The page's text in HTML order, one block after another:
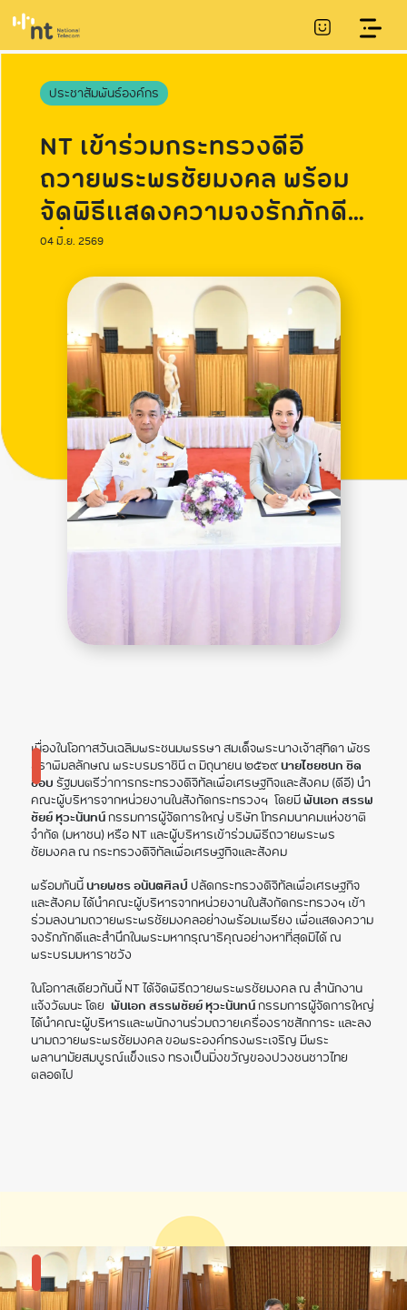
ประชาสัมพันธ์องค์กร
NT เข้าร่วมกระทรวงดีอี
ถวายพระพรชัยมงคล พร้อม
จัดพิธีแสดงความจงรักภักดี
เนื่องในโอกาสวันเฉลิม
พระชนมพรรษา สมเด็จพระ
นางเจ้าฯ พระบรมราชินี ๓
มิถุนายน ๒๕๖๙
04 มิ.ย. 2569
เนื่องในโอกาสวันเฉลิมพระชนมพรรษา สมเด็จพระนางเจ้าสุทิดา พัชร
สุธาพิมลลักษณ พระบรมราชินี ๓ มิถุนายน ๒๕๖๙นายไชยชนก ชิด
ชอบรัฐมนตรีว่าการกระทรวงดิจิทัลเพื่อเศรษฐกิจและสังคม (ดีอี) นำ
คณะผู้บริหารจากหน่วยงานในสังกัดกระทรวงฯ โดยมีพันเอก สรรพ
ชัยย์ หุวะนันทน์กรรมการผู้จัดการใหญ่ บริษัท โทรคมนาคมแห่งชาติ
จำกัด (มหาชน) หรือ NT และผู้บริหารเข้าร่วมพิธีถวายพระพร
ชัยมงคล ณ กระทรวงดิจิทัลเพื่อเศรษฐกิจและสังคม
พร้อมกันนี้นายพชร อนันตศิลป์ปลัดกระทรวงดิจิทัลเพื่อเศรษฐกิจ
และสังคม ได้นำคณะผู้บริหารจากหน่วยงานในสังกัดกระทรวงฯ เข้า
ร่วมลงนามถวายพระพรชัยมงคลอย่างพร้อมเพรียง เพื่อแสดงความ
จงรักภักดีและสำนึกในพระมหากรุณาธิคุณอย่างหาที่สุดมิได้ ณ
พระบรมมหาราชวัง
ในโอกาสเดียวกันนี้ NT ได้จัดพิธีถวายพระพรชัยมงคล ณ สำนักงาน
แจ้งวัฒนะ โดย พันเอก สรรพชัยย์ หุวะนันทน์กรรมการผู้จัดการใหญ่
ได้นำคณะผู้บริหารและพนักงานร่วมถวายเครื่องราชสักการะ และลง
นามถวายพระพรชัยมงคล ขอพระองค์ทรงพระเจริญ มีพระ
พลานามัยสมบูรณ์แข็งแรง ทรงเป็นมิ่งขวัญของปวงชนชาวไทย
ตลอดไป
แกลลอรี่รูปภาพ